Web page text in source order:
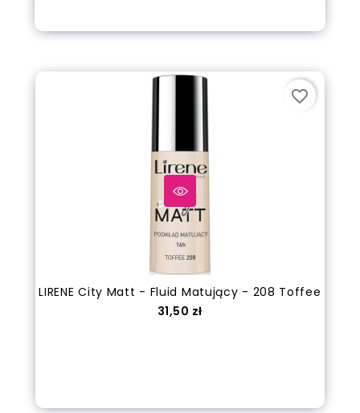
LIRENE City Matt - Fluid Matujący - 208 Toffee
Cena
31,50 zł
favorite_border